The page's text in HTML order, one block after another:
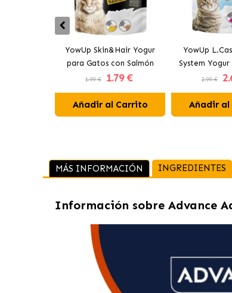
YowUp Skin&Hair Yogur
para Gatos con Salmón
1.99 € 1.79 €
Añadir al Carrito
YowUp
System
con
2.99 € 2
Añadir
MÁS INFORMACIÓN INGREDIENTES
Información sobre Advance